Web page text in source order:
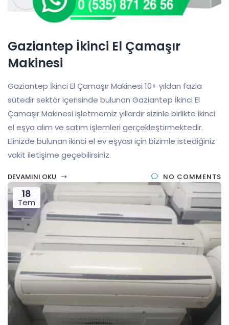
Gaziantep İkinci El Çamaşır
Makinesi
Gaziantep İkinci El Çamaşır Makinesi 10+ yıldan fazla
sütedir sektör içerisinde bulunan Gaziantep İkinci El
Çamaşır Makinesi işletmemiz yıllardır sizinle birlikte ikinci
el eşya alım ve satım işlemleri gerçekleştirmektedir.
Elinizde bulunan ikinci el ev eşyası için bizimle istediğiniz
vakit iletişime geçebilirsiniz.
DEVAMINI OKU NO COMMENTS
18
Tem